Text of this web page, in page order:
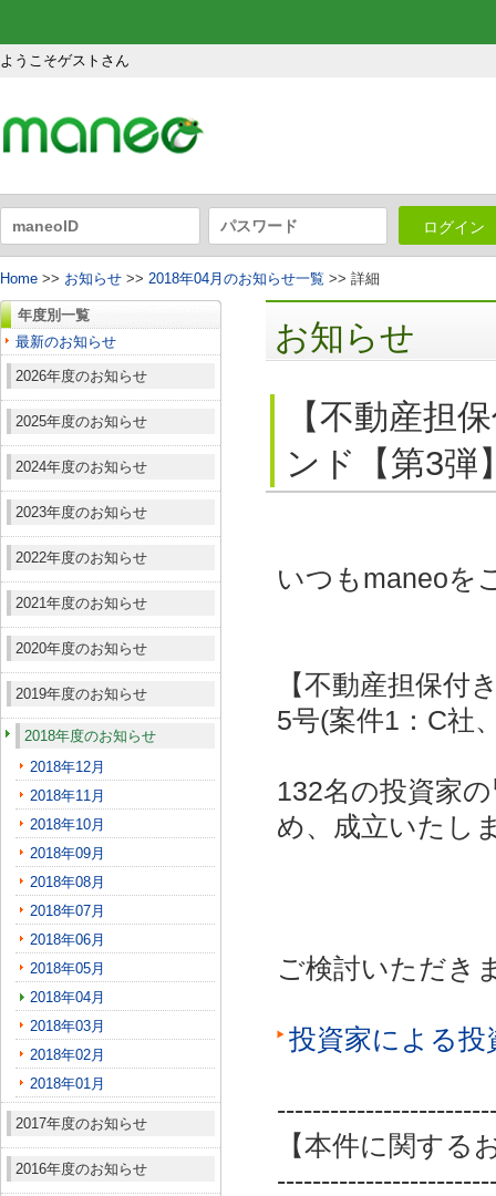
ようこそゲストさん
ログイン
Home >> お知らせ >> 2018年04月のお知らせ一覧 >> 詳細
年度別一覧
最新のお知らせ
2026年度のお知らせ
2025年度のお知らせ
2024年度のお知らせ
2023年度のお知らせ
2022年度のお知らせ
2021年度のお知らせ
2020年度のお知らせ
2019年度のお知らせ
2018年度のお知らせ
2018年12月
2018年11月
2018年10月
2018年09月
2018年08月
2018年07月
2018年06月
2018年05月
2018年04月
2018年03月
2018年02月
2018年01月
2017年度のお知らせ
2016年度のお知らせ
お知らせ
【不動産担
ンド【第3弾
いつもmaneoを
【不動産担保付
5号(案件1：C社
132名の投資家
め、成立いたし
ご検討いただき
投資家による
【本件に関する